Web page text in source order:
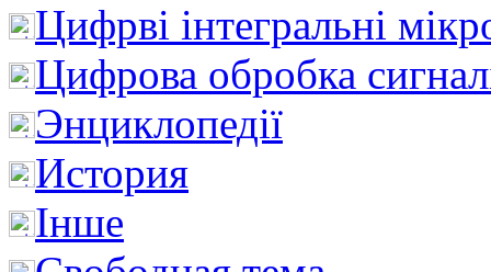
Цифрві інтегральні
Цифрова обробка
Энциклопедії
История
Інше